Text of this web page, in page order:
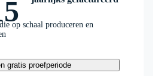
op schaal produceren en
gratis proefperiode